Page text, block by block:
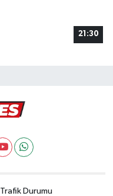
21:30
Trafik Durumu